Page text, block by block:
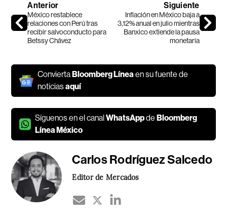
Anterior
México restablece
relaciones con Perú tras
recibir salvoconducto para
Betssy Chávez
Siguiente
Inflación en México baja a
3,12% anual en julio mientras
Banxico extiende la pausa
monetaria
Convierta Bloomberg Líneaen su fuente de
noticiasaquí
Síguenos en el canalWhatsAppde Bloomberg
Línea México
Carlos Rodríguez Salcedo
Editor de Mercados